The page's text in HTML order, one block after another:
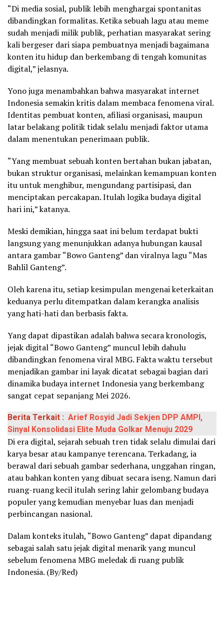
“Di media sosial, publik lebih menghargai spontanitas
dibandingkan formalitas. Ketika sebuah lagu atau meme
sudah menjadi milik publik, perhatian masyarakat sering
kali bergeser dari siapa pembuatnya menjadi bagaimana
konten itu hidup dan berkembang di tengah komunitas
digital,” jelasnya.
Yono juga menambahkan bahwa masyarakat internet
Indonesia semakin kritis dalam membaca fenomena viral.
Identitas pembuat konten, afiliasi organisasi, maupun
latar belakang politik tidak selalu menjadi faktor utama
dalam menentukan penerimaan publik.
“Yang membuat sebuah konten bertahan bukan jabatan,
bukan struktur organisasi, melainkan kemampuan konten
itu untuk menghibur, mengundang partisipasi, dan
menciptakan percakapan. Itulah logika budaya digital
hari ini,” katanya.
Meski demikian, hingga saat ini belum terdapat bukti
langsung yang menunjukkan adanya hubungan kausal
antara gambar “Bowo Ganteng” dan viralnya lagu “Mas
Bahlil Ganteng”.
Oleh karena itu, setiap kesimpulan mengenai keterkaitan
keduanya perlu ditempatkan dalam kerangka analisis
yang hati-hati dan berbasis fakta.
Yang dapat dipastikan adalah bahwa secara kronologis,
jejak digital “Bowo Ganteng” muncul lebih dahulu
dibandingkan fenomena viral MBG. Fakta waktu tersebut
menjadikan gambar ini layak dicatat sebagai bagian dari
dinamika budaya internet Indonesia yang berkembang
sangat cepat sepanjang Mei 2026.
Berita Terkait : Arief Rosyid Jadi Sekjen DPP AMPI,
Sinyal Konsolidasi Elite Muda Golkar Menuju 2029
Di era digital, sejarah sebuah tren tidak selalu dimulai dari
karya besar atau kampanye terencana. Terkadang, ia
berawal dari sebuah gambar sederhana, unggahan ringan,
atau bahkan konten yang dibuat secara iseng. Namun dari
ruang-ruang kecil itulah sering lahir gelombang budaya
populer yang kemudian menyebar luas dan menjadi
perbincangan nasional.
Dalam konteks itulah, “Bowo Ganteng” dapat dipandang
sebagai salah satu jejak digital menarik yang muncul
sebelum fenomena MBG meledak di ruang publik
Indonesia. (By/Red)